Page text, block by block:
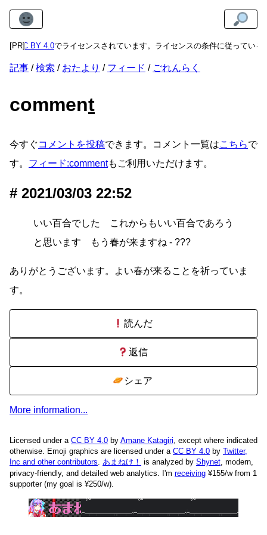
[PR]
はCC BY 4.0でライセンスされています。ライセンスの条件に従ってい
記事 検索 おたより フィード ごれんらく
comment
今すぐコメントを投稿できます。コメント一覧はこちらで
す。 フィード:commentもご利用いただけます。
2021/03/03 22:52
いい百合でした これからもいい百合であろう
と思います もう春が来ますね - ???
ありがとうございます。よい春が来ることを祈っていま
す。
読んだ
返信
シェア
More information...
Licensed under a CC BY 4.0 by Amane Katagiri, except where indicated
otherwise. Emoji graphics are licensed under a CC BY 4.0 by Twitter,
Inc and other contributors. あまねけ！ is analyzed by Shynet, modern,
privacy-friendly, and detailed web analytics. I'm receiving ¥155/w from 1
supporter (my goal is ¥250/w).